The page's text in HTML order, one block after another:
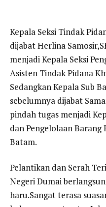
Kepala Seksi Tindak
dijabat Herlina
menjadi Kepala Seksi
Asisten Tindak Pidana
Sedangkan Kepala Sub
sebelumnya dijabat
pindah tugas menjadi
dan Pengelolaan
Batam.
Pelantikan dan Serah
Negeri Dumai
haru.Sangat terasa